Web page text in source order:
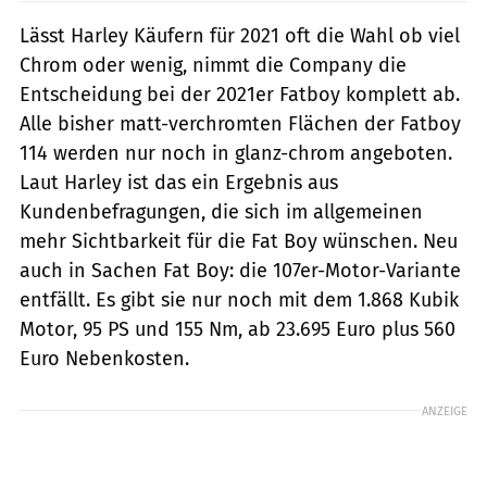
Lässt Harley Käufern für 2021 oft die Wahl ob viel
Chrom oder wenig, nimmt die Company die
Entscheidung bei der 2021er Fatboy komplett ab.
Alle bisher matt-verchromten Flächen der Fatboy
114 werden nur noch in glanz-chrom angeboten.
Laut Harley ist das ein Ergebnis aus
Kundenbefragungen, die sich im allgemeinen
mehr Sichtbarkeit für die Fat Boy wünschen. Neu
auch in Sachen Fat Boy: die 107er-Motor-Variante
entfällt. Es gibt sie nur noch mit dem 1.868 Kubik
Motor, 95 PS und 155 Nm, ab 23.695 Euro plus 560
Euro Nebenkosten.
ANZEIGE